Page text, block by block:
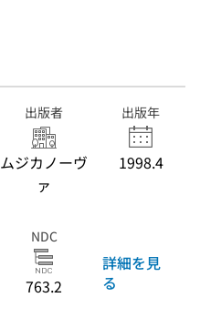
出版者
ムジカノーヴ
ァ
出版年
1998.4
NDC
763.2
詳細を見
る